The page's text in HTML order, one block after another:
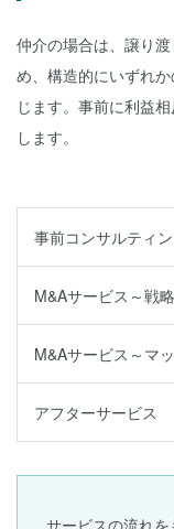
仲介の場合は、譲り
め、構造的にいずれ
じます。事前に利益
します。
事前コンサルティ
M&Aサービス～戦
M&Aサービス～マ
アフターサービス
サービスの流れ